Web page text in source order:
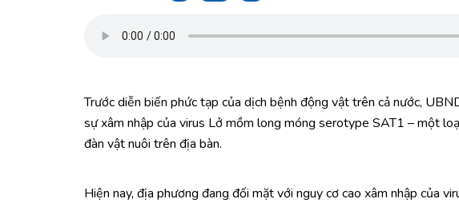
Trước diễn biến phức tạp của dịch bệnh động vật trên cả nước,
sự xâm nhập của virus Lở mồm long móng serotype SAT1 – một
đàn vật nuôi trên địa bàn.
Hiện nay, địa phương đang đối mặt với nguy cơ cao xâm nhập của